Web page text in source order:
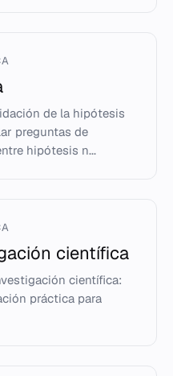
de la hipótesis
preguntas de
hipótesis n...
científica
científica:
práctica para